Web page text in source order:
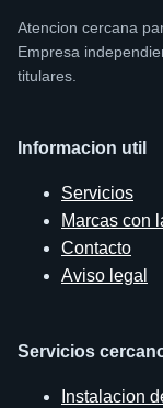
Atencion cercana
Empresa
titulares.
Informacion util
Servicios
Marcas con
Contacto
Aviso legal
Servicios
Instalacion